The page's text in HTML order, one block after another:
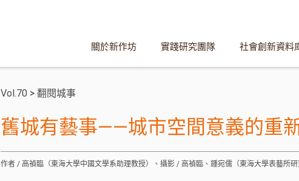
關於新作坊 實踐研究團隊 社會創新資料
Vol.70 > 翻閱城事
舊城有藝事——城市空間意義的重
作者 / 高禎臨（東海大學中國文學系助理教授）、攝影 / 高禎臨、鍾宛儒（東海大學表藝所研